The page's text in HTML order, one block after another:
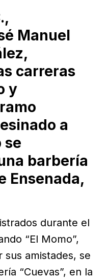
Manuel
carreras
y
a
se
barbería
Ensenada,
durante el
“El Momo”,
amistades, se
“Cuevas”, en la